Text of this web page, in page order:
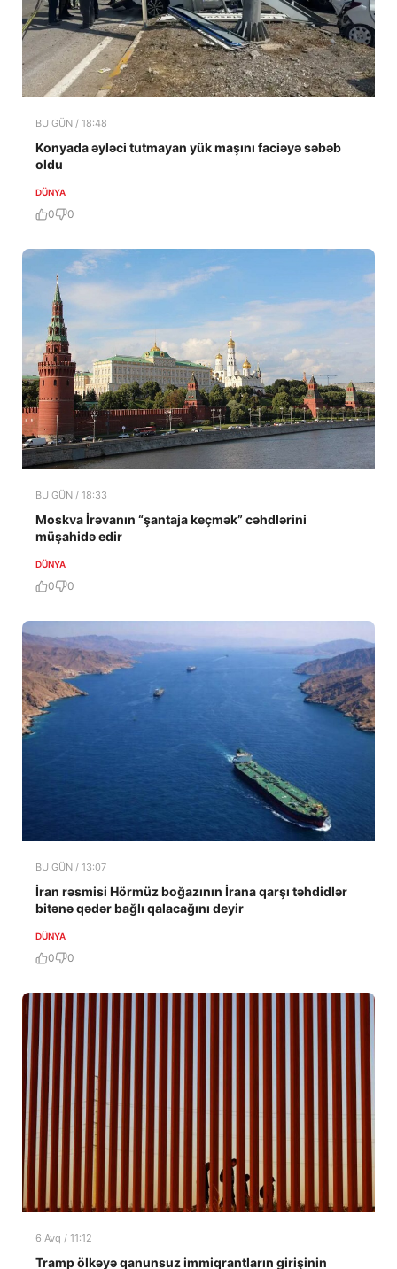
BU GÜN / 18:48
Konyada əyləci tutmayan yük maşını faciəyə səbəb
oldu
DÜNYA
0 0
BU GÜN / 18:33
Moskva İrəvanın “şantaja keçmək” cəhdlərini
müşahidə edir
DÜNYA
0 0
BU GÜN / 13:07
İran rəsmisi Hörmüz boğazının İrana qarşı təhdidlər
bitənə qədər bağlı qalacağını deyir
DÜNYA
0 0
6 Avq / 11:12
Tramp ölkəyə qanunsuz immiqrantların girişinin